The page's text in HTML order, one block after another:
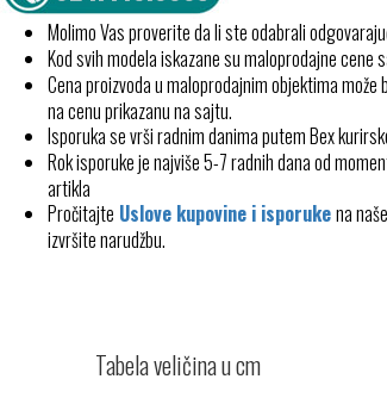
Molimo Vas proverite da li ste odabrali
Kod svih modela iskazane su maloprodajne cene
Cena proizvoda u maloprodajnim objektima može
na cenu prikazanu na sajtu.
Isporuka se vrši radnim danima putem Bex
Rok isporuke je najviše 5-7 radnih dana od
artikla
Pročitajte Uslove kupovine i isporukena
izvršite narudžbu.
Tabela veličina u cm